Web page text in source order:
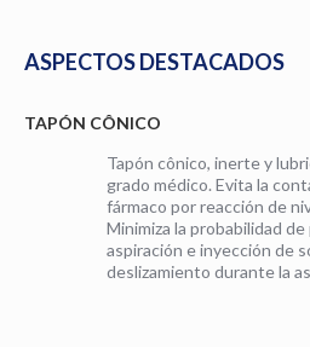
ASPECTOS DESTACADOS
TAPÓN CÔNICO
Tapón cônico, inerte y
grado médico. Evita la
fármaco por reacción de
Minimiza la probabilidad
aspiración e inyección de
deslizamiento durante la